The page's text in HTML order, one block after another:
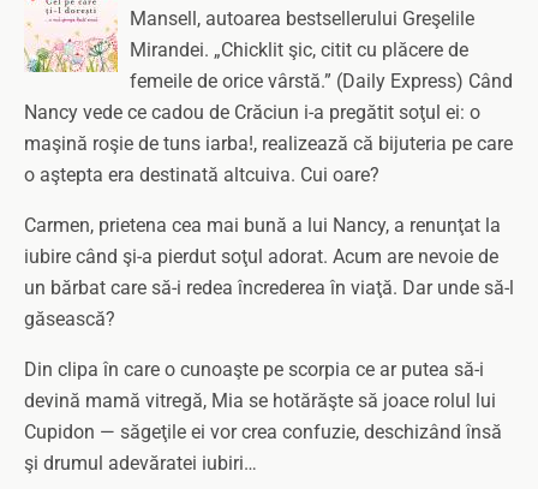
Mansell, autoarea bestsellerului Greşelile
Mirandei. „Chicklit şic, citit cu plăcere de
femeile de orice vârstă.” (Daily Express) Când
Nancy vede ce cadou de Crăciun i-a pregătit soţul ei: o
maşină roşie de tuns iarba!, realizează că bijuteria pe care
o aştepta era destinată altcuiva. Cui oare?
Carmen, prietena cea mai bună a lui Nancy, a renunţat la
iubire când şi-a pierdut soţul adorat. Acum are nevoie de
un bărbat care să-i redea încrederea în viaţă. Dar unde să-l
găsească?
Din clipa în care o cunoaşte pe scorpia ce ar putea să-i
devină mamă vitregă, Mia se hotărăşte să joace rolul lui
Cupidon — săgeţile ei vor crea confuzie, deschizând însă
şi drumul adevăratei iubiri…